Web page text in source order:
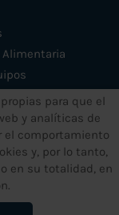
para que el
y analíticas de
el comportamiento
y, por lo tanto,
en su totalidad, en
LEGALES
Privacidad de